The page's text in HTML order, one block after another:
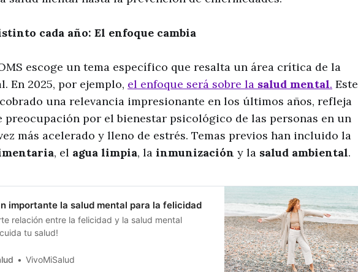
cada año: El enfoque cambia
escoge un tema específico que resalta un área crítica de la
En 2025, por ejemplo, el enfoque será sobre la salud mental. Este
una relevancia impresionante en los últimos años, refleja
preocupación por el bienestar psicológico de las personas en un
más acelerado y lleno de estrés. Temas previos han incluido la
, el agua limpia, la inmunización y la salud ambiental.
importante la salud mental para la felicidad
relación entre la felicidad y la salud mental
tu salud!
VivoMiSalud